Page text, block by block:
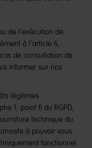
de l’exécution de
à l’article 6,
de consultation de
informer sur nos
légitimes
1, point f) du RGPD,
technique du
à pouvoir vous
fonctionnel